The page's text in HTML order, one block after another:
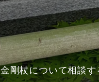
金剛杖について相談す